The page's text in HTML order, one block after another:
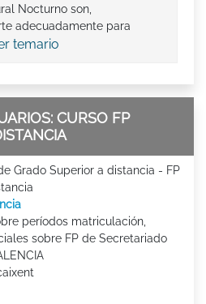
Nocturno son,
adecuadamente para
temario
CURSO FP
Grado Superior a distancia - FP
períodos matriculación,
sobre FP de Secretariado